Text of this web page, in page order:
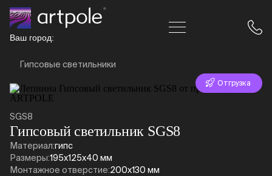
Ваш город:
Гипсовые светильники
Отгрузка
SGS8
Гипсовый светильник SGS8
Материал:гипс
Размеры:195x125x40 мм
Монтажное отверстие:200x130 мм